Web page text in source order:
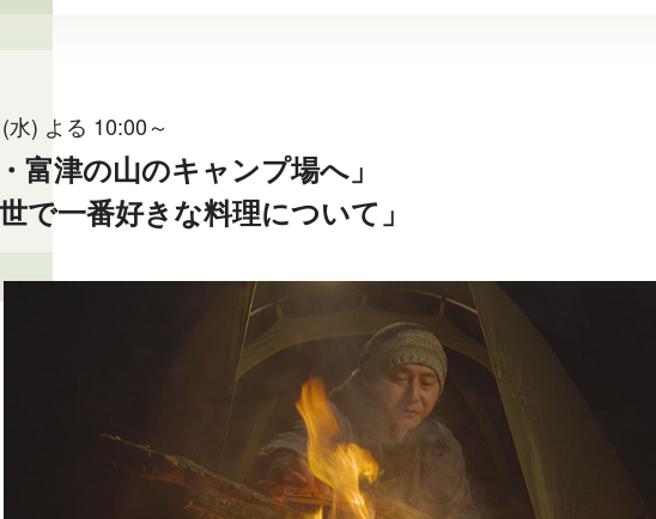
) よる 10:00～
富津の山のキャンプ場へ」
で一番好きな料理について」